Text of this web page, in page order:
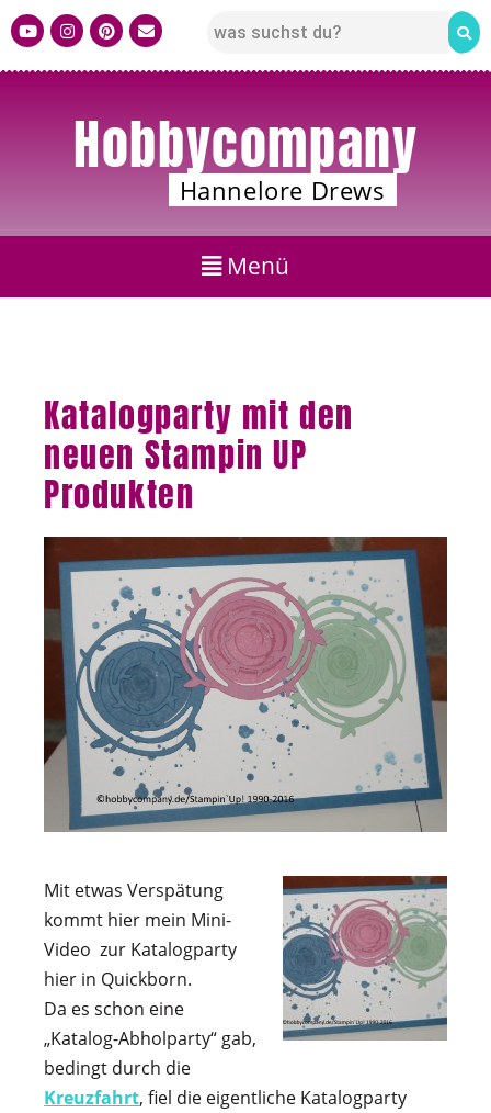
Hobbycompany
Hannelore Drews
Katalogparty mit den
neuen Stampin UP
Produkten
Mit etwas Verspätung
kommt hier mein Mini-
Video zur Katalogparty
hier in Quickborn.
Da es schon eine
„Katalog-Abholparty“ gab,
bedingt durch die
Kreuzfahrt, fiel die eigentliche Katalogparty